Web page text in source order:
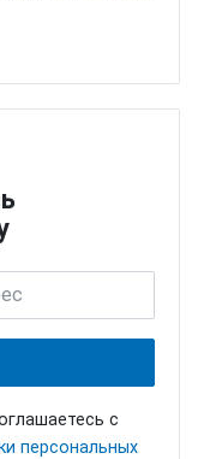
с
персональных